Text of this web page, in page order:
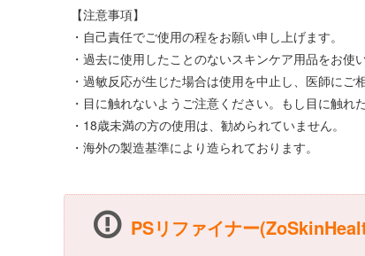
【注意事項】
・自己責任でご使用の程をお願い申し上げます。
・過去に使用したことのないスキンケア用品をお
・過敏反応が生じた場合は使用を中止し、医師にご
・目に触れないようご注意ください。もし目に触れ
・18歳未満の方の使用は、勧められていません。
・海外の製造基準により造られております。
PSリファイナー